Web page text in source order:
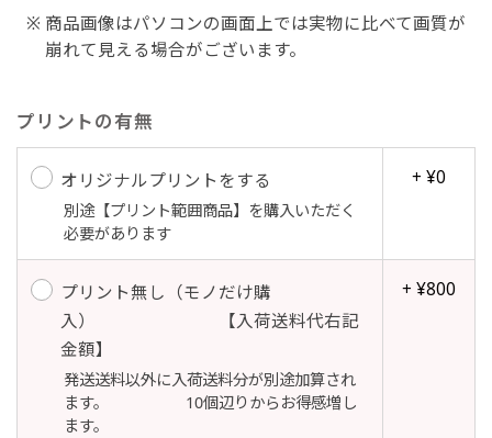
商品画像はパソコンの画面上では実物に比べて画質が
崩れて見える場合がございます。
プリントの有無
オリジナルプリントをする
別途【プリント範囲商品】を購入いただく
必要があります
+ ¥0
プリント無し（モノだけ購
入） 【入荷送料代右記
金額】
発送送料以外に入荷送料分が別途加算され
ます。 10個辺りからお得感増し
ます。
+ ¥800
す。
A面B面のデザイン変化を楽しんでお客様にアピ
お好みのサイズで縦幕・横幕の作成が可能です。
長辺が180cm以内、短辺が60cm以内であれば自
由なサイズを指定下さい！
あんな場所こんな場所お好みのサイズでお好みの
あんな場所こんな場所お好みのサイズでお好みの
幕の製作をお楽しみください
レギュラーのれんは横幕の上部にチチを5か所つ
けて疑似的にのれんのような幕をつくります。お
店の入口付近の装飾に是非！